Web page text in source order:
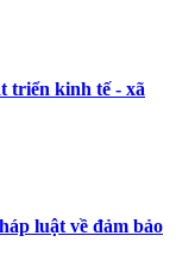
triển kinh tế - xã
luật về đảm bảo